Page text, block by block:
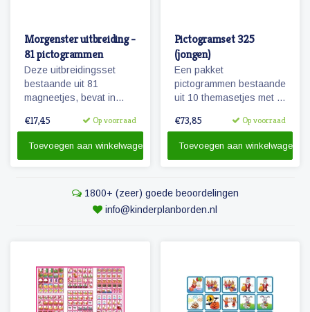
Morgenster uitbreiding -
81 pictogrammen
Deze uitbreidingsset
bestaande uit 81
magneetjes, bevat in
basisset Morgenster, alle
serie en in een ruime
pictogrammen.
€17,45 Op voorraad
Toevoegen aan winkelwagen
Pictogramset 325
(jongen)
Een pakket
pictogrammen bestaande
uit 10 themasetjes met in
voor een volledige
€73,85 Op voorraad
Toevoegen aan winkelwagen
1800+ (zeer) goede beoordelingen
info@kinderplanborden.nl